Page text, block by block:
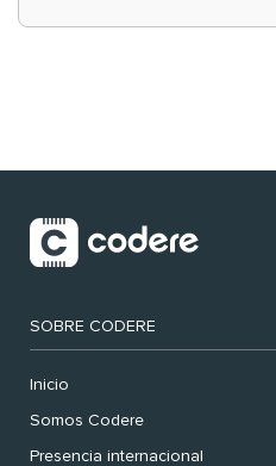
SOBRE CODERE
Inicio
Somos Codere
Presencia internacional